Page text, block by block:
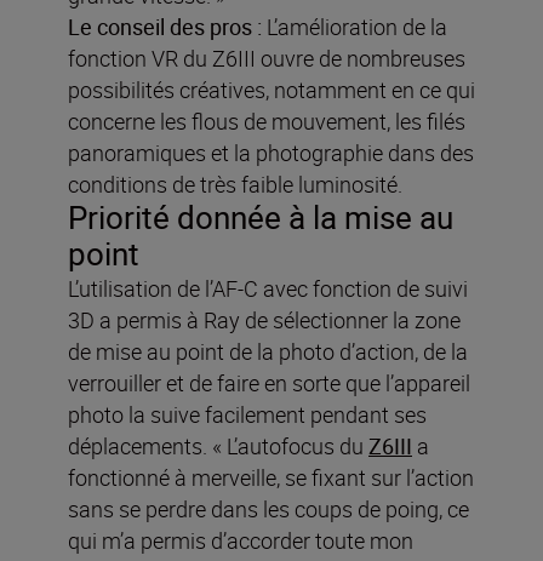
Le conseil des pros : L’amélioration de la
fonction VR du Z6III ouvre de nombreuses
possibilités créatives, notamment en ce qui
concerne les flous de mouvement, les filés
panoramiques et la photographie dans des
conditions de très faible luminosité.
Priorité donnée à la mise au
point
L’utilisation de l’AF-C avec fonction de suivi
3D a permis à Ray de sélectionner la zone
de mise au point de la photo d’action, de la
verrouiller et de faire en sorte que l’appareil
photo la suive facilement pendant ses
déplacements. « L’autofocus du Z6III a
fonctionné à merveille, se fixant sur l’action
sans se perdre dans les coups de poing, ce
qui m’a permis d’accorder toute mon